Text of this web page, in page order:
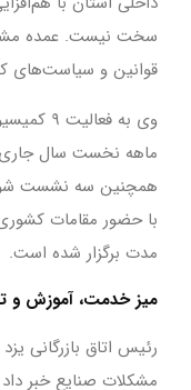
سخت نیست. عمده
قوانین و سیاست‌های
وی به
همچنین سه نشست
با حضور مقامات
مدت برگزار شده است.
میز خدمت، آموزش و
رئیس اتاق بازرگانی
مشکلات صنایع خبر